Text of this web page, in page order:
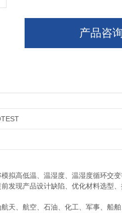
产品咨询
拟高低温、温湿度、温湿度循环交
发现产品设计缺陷、优化材料选型、
航天、航空、石油、化工、军事、船